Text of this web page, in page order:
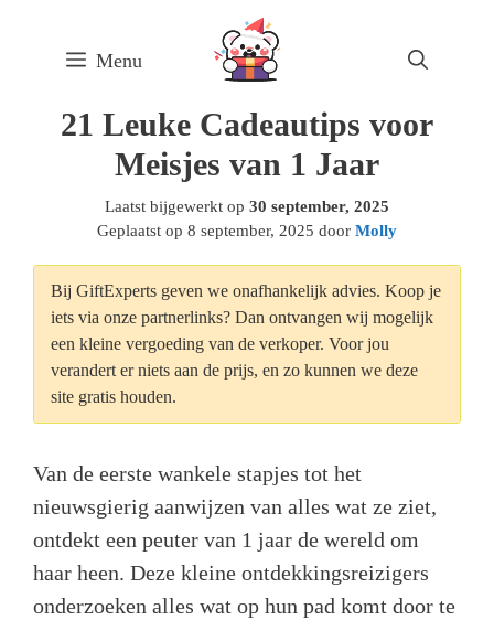
Menu
21 Leuke Cadeautips voor
Meisjes van 1 Jaar
Laatst bijgewerkt op 30 september, 2025
Geplaatst op 8 september, 2025 door Molly
Bij GiftExperts geven we onafhankelijk advies. Koop je
iets via onze partnerlinks? Dan ontvangen wij mogelijk
een kleine vergoeding van de verkoper. Voor jou
verandert er niets aan de prijs, en zo kunnen we deze
site gratis houden.
Van de eerste wankele stapjes tot het
nieuwsgierig aanwijzen van alles wat ze ziet,
ontdekt een peuter van 1 jaar de wereld om
haar heen. Deze kleine ontdekkingsreizigers
onderzoeken alles wat op hun pad komt door te